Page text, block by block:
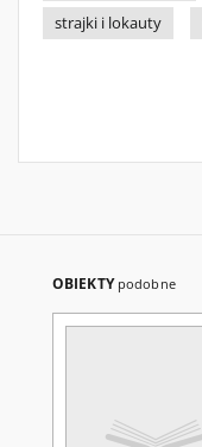
strajki i lokauty
OBIEKTY podobne